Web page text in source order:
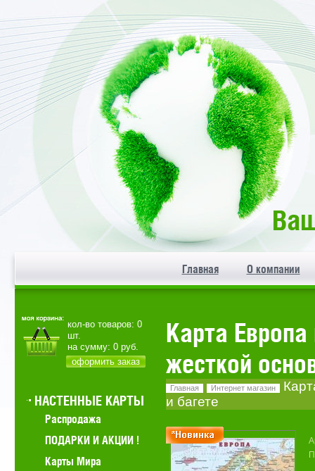
Главная О компании
Карта
жесткой
Главная Интернет магазин
и багете
кол-во товаров: 0
шт.
на сумму: 0 руб.
оформить заказ
НАСТЕННЫЕ КАРТЫ
Распродажа
ПОДАРКИ И АКЦИИ !
Карты Мира